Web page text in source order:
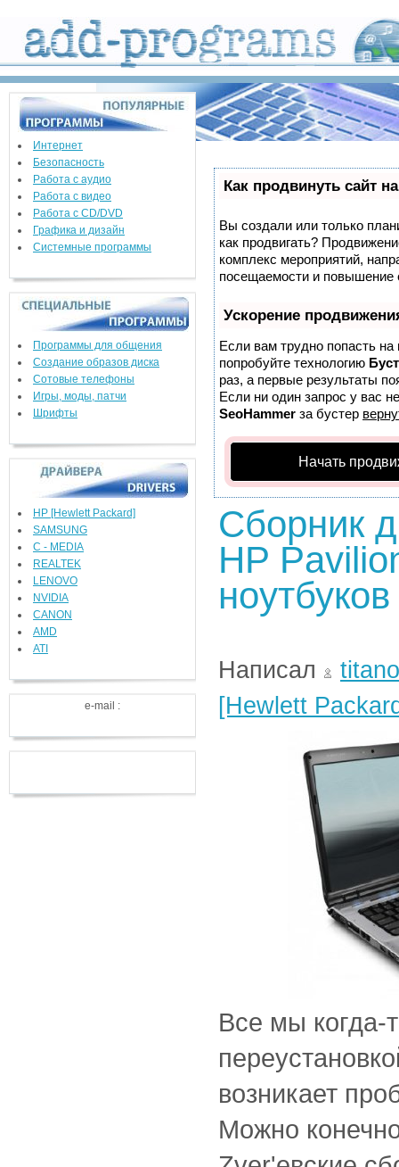
Как продвинуть сайт
Вы создали или только
как продвигать?
комплекс мероприятий,
посещаемости и повышение
Ускорение
Если вам трудно попасть
попробуйте технологию Буст
раз, а первые результаты
Если ни один запрос у вас
SeoHammer за бустер
Начать
Сборник
HP
Написал
[Hewlett
Все мы когда-
возникает
Можно
Интернет
Безопасность
Работа с аудио
Работа с видео
Работа с CD/DVD
Графика и дизайн
Системные программы
Программы для общения
Создание образов диска
Сотовые телефоны
Игры, моды, патчи
Шрифты
HP [Hewlett Packard]
SAMSUNG
C - MEDIA
REALTEK
LENOVO
NVIDIA
CANON
AMD
ATI
e-mail :